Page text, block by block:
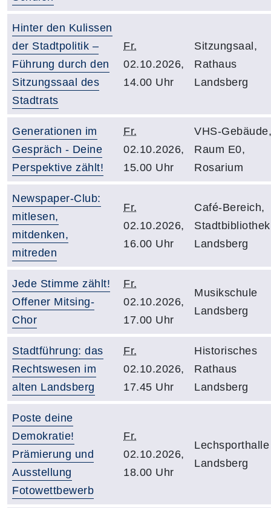
Hinter den Kulissen
der Stadtpolitik –
Führung durch den
Sitzungssaal des
Stadtrats
Fr.
02.10.2026,
14.00 Uhr
Sitzungsaal,
Rathaus
Landsberg
Generationen im
Gespräch - Deine
Perspektive zählt!
Fr.
02.10.2026,
15.00 Uhr
VHS-Gebäude,
Raum E0,
Rosarium
Newspaper-Club:
mitlesen,
mitdenken,
mitreden
Fr.
02.10.2026,
16.00 Uhr
Café-Bereich,
Stadtbibliothek
Landsberg
Jede Stimme zählt!
Offener Mitsing-
Chor
Fr.
02.10.2026,
17.00 Uhr
Musikschule
Landsberg
Stadtführung: das
Rechtswesen im
alten Landsberg
Fr.
02.10.2026,
17.45 Uhr
Historisches
Rathaus
Landsberg
Poste deine
Demokratie!
Prämierung und
Ausstellung
Fotowettbewerb
Fr.
02.10.2026,
18.00 Uhr
Lechsporthalle
Landsberg